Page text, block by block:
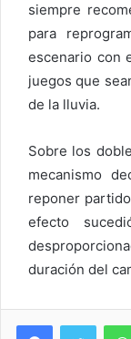
siempre
para
escenario con
juegos que
de la lluvia.
Sobre los
mecanismo
reponer
efecto
duración del